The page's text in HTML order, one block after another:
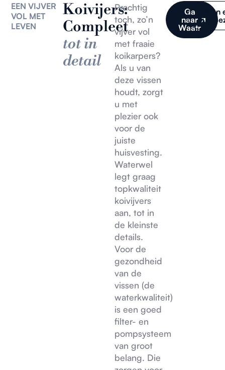
EEN VIJVER
VOL MET
LEVEN
Koivijers:
Compleet
tot in
detail
Prachtig
toch, zo’n
vijver vol
met fraaie
koikarpers?
Als u van
deze vissen
houdt, zorgt
u met
plezier ook
voor de
juiste
huisvesting.
Waterwel
legt graag
topkwaliteit
koivijvers
aan, tot in
de kleinste
details.
Voor de
gezondheid
van de
vissen (de
waterkwaliteit)
is een goed
filter- en
pompsysteem
van groot
belang. Die
Ga
naar
Waatr
Plan